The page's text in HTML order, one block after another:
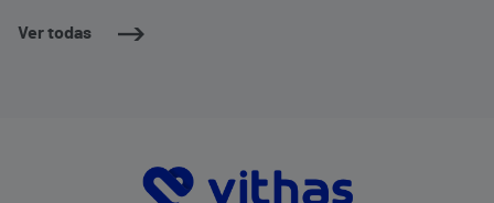
Ver todas